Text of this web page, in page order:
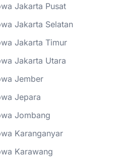
Jakarta Pusat
Jakarta Selatan
Jakarta Timur
Jakarta Utara
Jember
Jepara
Jombang
Karanganyar
Karawang